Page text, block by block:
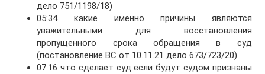
дело 751/1198/18)
05:34 какие именно причины являются
уважительными для восстановления
пропущенного срока обращения в суд
(постановление ВС от 10.11.21 дело 673/723/20)
07:16 что сделает суд если будут судом признаны